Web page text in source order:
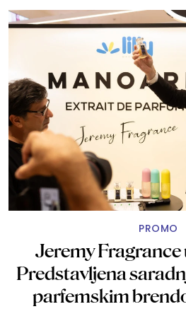
PROMO
Jeremy Fragrance
Predstavljena
parfemskim